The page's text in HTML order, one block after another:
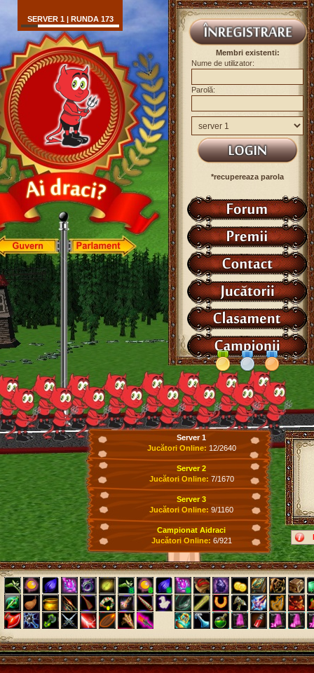
SERVER 1 | RUNDA 173
Membri existenti:
Nume de utilizator:
Parolă:
*recupereaza parola
Server 1
Jucători Online: 12/2640
Server 2
Jucători Online: 7/1670
Server 3
Jucători Online: 9/1160
Campionat Aidraci
Jucători Online: 6/921